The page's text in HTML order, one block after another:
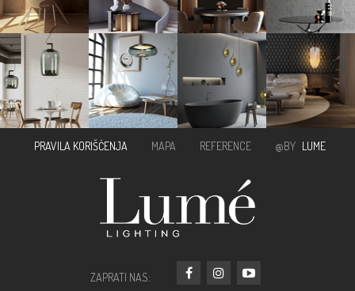
PRAVILA KORIŠĆENJA MAPA REFERENCE @BY LUME
ZAPRATI NAS: